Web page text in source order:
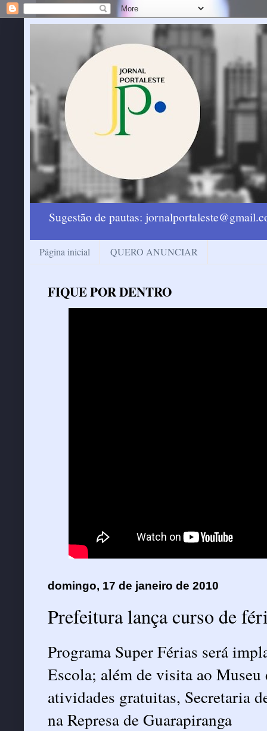
Sugestão de pautas:
Página inicial QUERO ANUNCIAR
FIQUE POR DENTRO
domingo, 17 de janeiro de 2010
Prefeitura lança curso de
Programa Super Férias será
Escola; além de visita ao
atividades gratuitas, Secretaria
na Represa de Guarapiranga